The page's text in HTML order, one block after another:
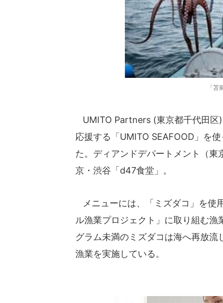
「
UMITO Partners (東京都千代田区
応援する「UMITO SEAFOOD」を
た。ディアンドデパートメント（
京・渋谷「d47食堂」。
メニューには、「ミズダコ」を使
ル漁業プロジェクト」に取り組む
グラム未満のミズダコは海へ再放
漁業を実施している。